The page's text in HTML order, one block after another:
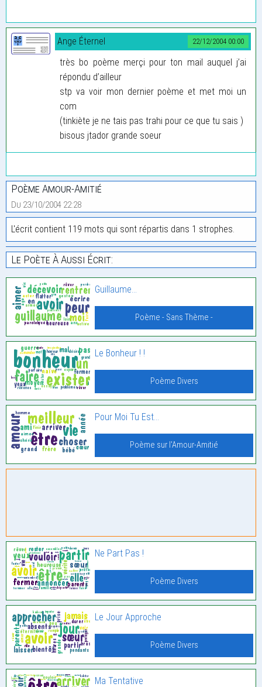
22/12/2004 00:00
Ange Éternel
très bo poème merçi pour ton mail auquel j’ai
répondu d’ailleur
stp va voir mon dernier poème et met moi un
com
(tinkiète je ne tais pas trahi pour ce que tu sais )
bisous jtador grande soeur
Poème Amour-Amitié
Du 23/10/2004 22:28
L'écrit contient 119 mots qui sont répartis dans 1 strophes.
Le Poète À Aussi Écrit:
Guillaume…
Poème - Sans Thème -
Le Bonheur ! !
Poème Divers
Pour Moi Tu Est…
Poème sur l'Amour-Amitié
Ne Part Pas !
Poème Divers
Le Jour Approche
Poème Divers
Ma Tentative